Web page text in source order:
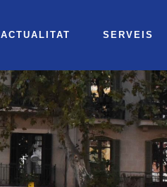
ACTUALITAT SERVEIS